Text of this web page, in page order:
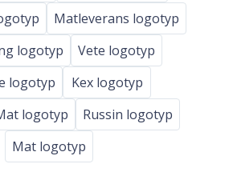
Matleverans logotyp
logotyp
Vete logotyp
logotyp
Kex logotyp
logotyp
Russin logotyp
Mat logotyp